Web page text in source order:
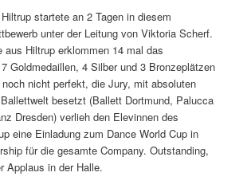
startete an 2 Tagen in diesem
unter der Leitung von Viktoria Scherf.
aus Hiltrup erklommen 14 mal das
Goldmedaillen, 4 Silber und 3 Bronzeplätzen
nicht perfekt, die Jury, mit absoluten
besetzt (Ballett Dortmund, Palucca
Dresden) verlieh den Elevinnen des
eine Einladung zum Dance World Cup in
für die gesamte Company. Outstanding,
Applaus in der Halle.